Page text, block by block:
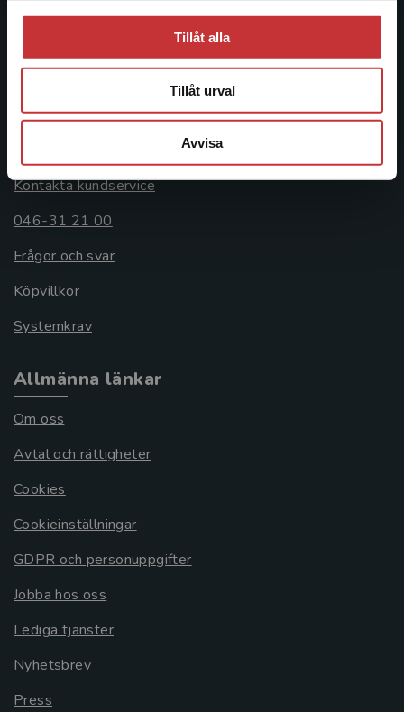
Tillåt alla
Tillåt urval
Avvisa
221 00 Lund
Besöksadress:
Åkergränden 1
Kontakta kundservice
046-31 21 00
Frågor och svar
Köpvillkor
Systemkrav
Allmänna länkar
Om oss
Avtal och rättigheter
Cookies
Cookieinställningar
GDPR och personuppgifter
Jobba hos oss
Lediga tjänster
Nyhetsbrev
Press